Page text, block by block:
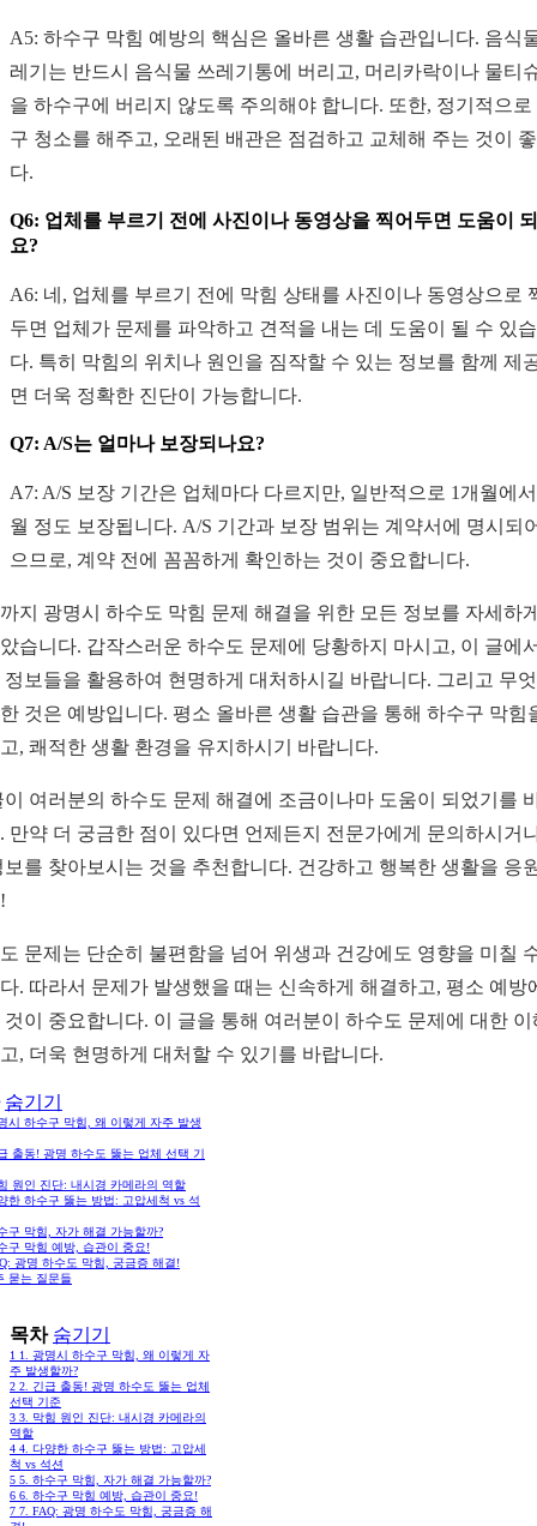
A5: 하수구 막힘 예방의 핵심은 올바른 생활 습관입니다. 음식
레기는 반드시 음식물 쓰레기통에 버리고, 머리카락이나 물티
을 하수구에 버리지 않도록 주의해야 합니다. 또한, 정기적으로
구 청소를 해주고, 오래된 배관은 점검하고 교체해 주는 것이
다.
Q6: 업체를 부르기 전에 사진이나 동영상을 찍어두면 도움이
요?
A6: 네, 업체를 부르기 전에 막힘 상태를 사진이나 동영상으로
두면 업체가 문제를 파악하고 견적을 내는 데 도움이 될 수 있
다. 특히 막힘의 위치나 원인을 짐작할 수 있는 정보를 함께 제
면 더욱 정확한 진단이 가능합니다.
Q7: A/S는 얼마나 보장되나요?
A7: A/S 보장 기간은 업체마다 다르지만, 일반적으로 1개월에
월 정도 보장됩니다. A/S 기간과 보장 범위는 계약서에 명시되
으므로, 계약 전에 꼼꼼하게 확인하는 것이 중요합니다.
지 광명시 하수도 막힘 문제 해결을 위한 모든 정보를 자세하
습니다. 갑작스러운 하수도 문제에 당황하지 마시고, 이 글에
정보들을 활용하여 현명하게 대처하시길 바랍니다. 그리고 무
것은 예방입니다. 평소 올바른 생활 습관을 통해 하수구 막힘
, 쾌적한 생활 환경을 유지하시기 바랍니다.
이 여러분의 하수도 문제 해결에 조금이나마 도움이 되었기를
만약 더 궁금한 점이 있다면 언제든지 전문가에게 문의하시거
보를 찾아보시는 것을 추천합니다. 건강하고 행복한 생활을 응
문제는 단순히 불편함을 넘어 위생과 건강에도 영향을 미칠
. 따라서 문제가 발생했을 때는 신속하게 해결하고, 평소 예방
것이 중요합니다. 이 글을 통해 여러분이 하수도 문제에 대한 이
, 더욱 현명하게 대처할 수 있기를 바랍니다.
숨기기
시 하수구 막힘, 왜 이렇게 자주 발생
출동! 광명 하수도 뚫는 업체 선택 기
원인 진단: 내시경 카메라의 역할
한 하수구 뚫는 방법: 고압세척 vs 석
구 막힘, 자가 해결 가능할까?
구 막힘 예방, 습관이 중요!
광명 하수도 막힘, 궁금증 해결!
묻는 질문들
목차 숨기기
1 1. 광명시 하수구 막힘, 왜 이렇게 자
주 발생할까?
2 2. 긴급 출동! 광명 하수도 뚫는 업체
선택 기준
3 3. 막힘 원인 진단: 내시경 카메라의
역할
4 4. 다양한 하수구 뚫는 방법: 고압세
척 vs 석션
5 5. 하수구 막힘, 자가 해결 가능할까?
6 6. 하수구 막힘 예방, 습관이 중요!
7 7. FAQ: 광명 하수도 막힘, 궁금증 해